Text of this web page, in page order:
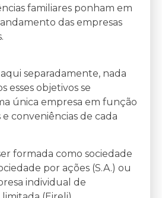
familiares ponham em
das empresas
separadamente, nada
esses objetivos se
única empresa em função
e conveniências de cada
formada como sociedade
por ações (S.A.) ou
individual de